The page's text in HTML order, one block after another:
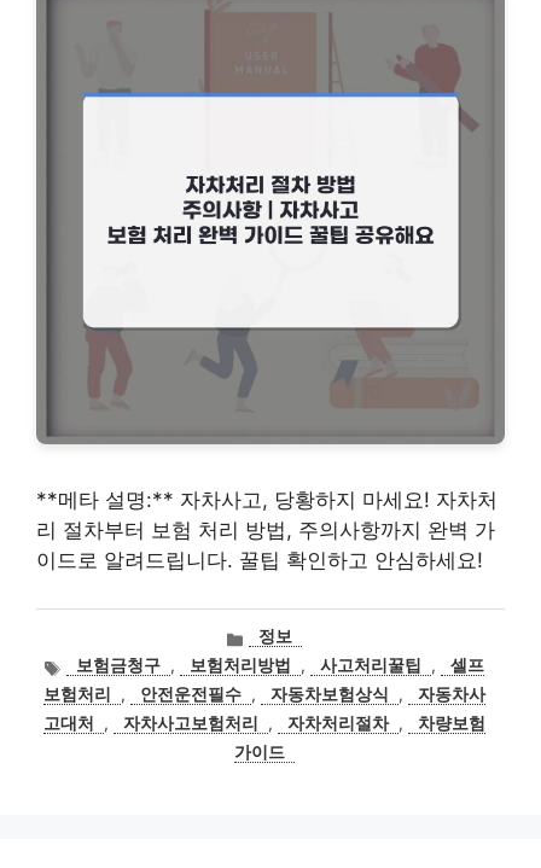
**메타 설명:** 자차사고, 당황하지 마세요! 자차처
리 절차부터 보험 처리 방법, 주의사항까지 완벽 가
이드로 알려드립니다. 꿀팁 확인하고 안심하세요!
카
테
고
리
정보
태
그
보험금청구 , 보험처리방법 , 사고처리꿀팁 ,
셀프
보험처리
, 안전운전필수 , 자동차보험상식 ,
자동차사
고대처
, 자차사고보험처리 , 자차처리절차 ,
차량보험
가이드